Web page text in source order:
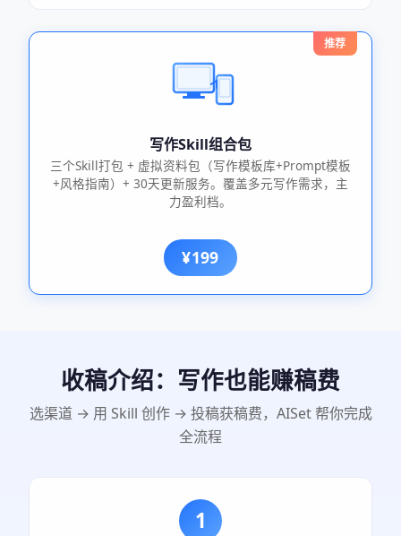
推荐
写作Skill组合包
三个Skill打包 + 虚拟资料包（写作模板库+Prompt模板
+风格指南）+ 30天更新服务。覆盖多元写作需求，主
力盈利档。
¥199
收稿介绍：写作也能赚稿费
选渠道 → 用 Skill 创作 → 投稿获稿费，AISet 帮你完成
全流程
1